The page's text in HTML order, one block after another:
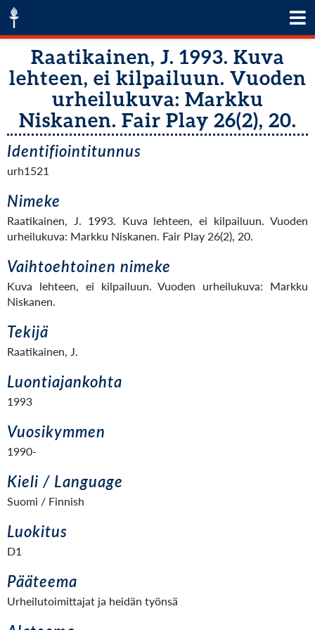
Raatikainen, J. 1993. Kuva
lehteen, ei kilpailuun. Vuoden
urheilukuva: Markku
Niskanen. Fair Play 26(2), 20.
Identifiointitunnus
urh1521
Nimeke
Raatikainen, J. 1993. Kuva lehteen, ei kilpailuun. Vuoden
urheilukuva: Markku Niskanen. Fair Play 26(2), 20.
Vaihtoehtoinen nimeke
Kuva lehteen, ei kilpailuun. Vuoden urheilukuva: Markku
Niskanen.
Tekijä
Raatikainen, J.
Luontiajankohta
1993
Vuosikymmen
1990-
Kieli / Language
Suomi / Finnish
Luokitus
D1
Pääteema
Urheilutoimittajat ja heidän työnsä